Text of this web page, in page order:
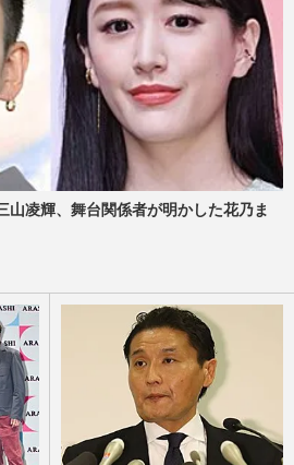
山凌輝、舞台関係者が明かした花乃ま